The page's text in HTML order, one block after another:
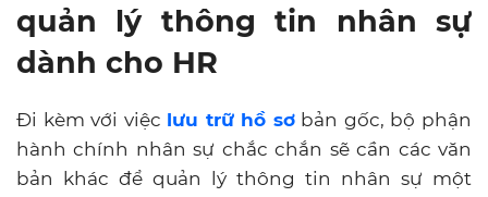
quản lý thông tin nhân sự
dành cho HR
Đi kèm với việc lưu trữ hồ sơbản gốc, bộ phận
hành chính nhân sự chắc chắn sẽ cần các văn
bản khác để quản lý thông tin nhân sự một